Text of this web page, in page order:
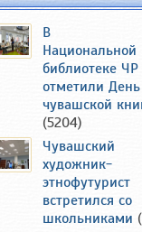
В
Национальной
библиотеке ЧР
отметили День
чувашской
(5204)
Чувашский
художник-
этнофутурист
встретился со
школьниками